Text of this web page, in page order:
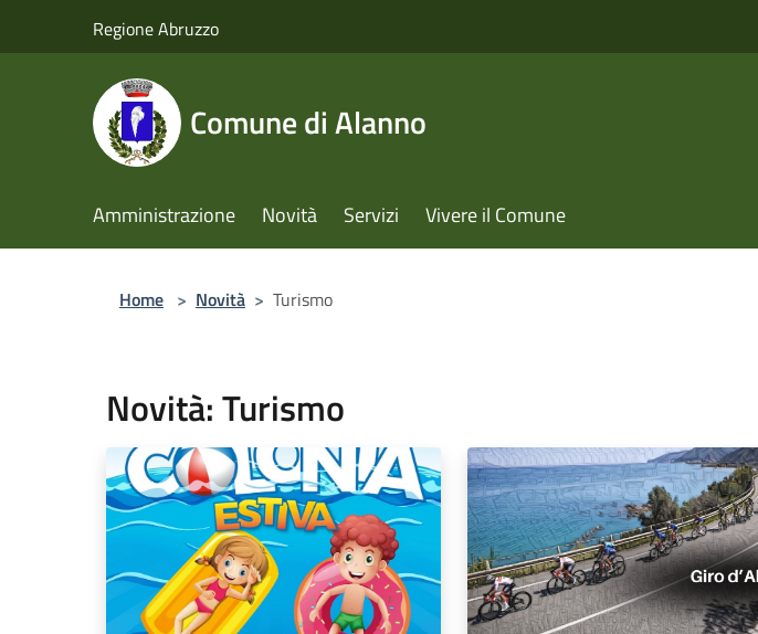
Regione Abruzzo
Comune di Alanno
Amministrazione Novità Servizi Vivere il Comune
Home > Novità > Turismo
Novità: Turismo